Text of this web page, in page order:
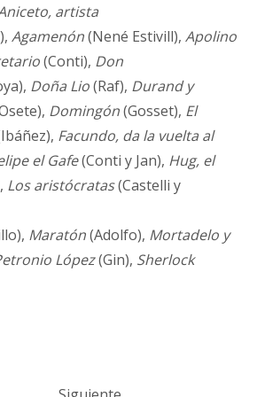
artista
Agamenón(Nené Estivill), Apolino
(Conti), Don
Doña Lio(Raf), Durand y
Domingón(Gosset), El
Facundo, da la vuelta al
el Gafe(Conti y Jan), Hug, el
Los aristócratas(Castelli y
Maratón(Adolfo), Mortadelo y
López(Gin), Sherlock